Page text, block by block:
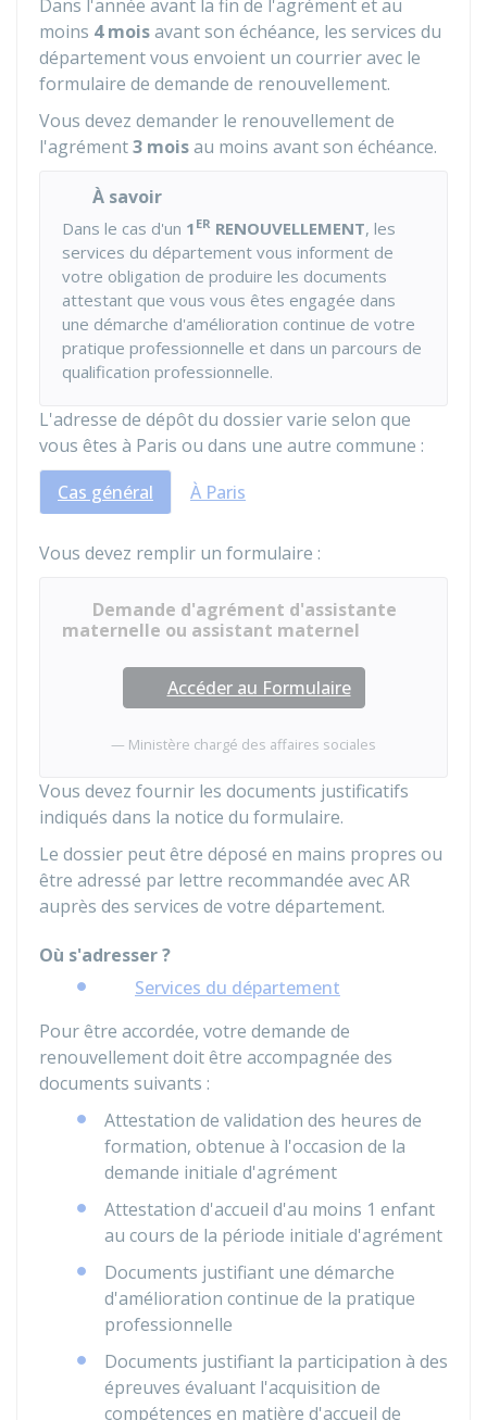
Dans l'année avant la fin de l'agrément et au
moins 4 moisavant son échéance, les services du
département vous envoient un courrier avec le
formulaire de demande de renouvellement.
Vous devez demander le renouvellement de
l'agrément3 moisau moins avant son échéance.
À savoir
Dans le cas d'un 1 ER RENOUVELLEMENT, les
services du département vous informent de
votre obligation de produire les documents
attestant que vous vous êtes engagée dans
une démarche d'amélioration continue de votre
pratique professionnelle et dans un parcours de
qualification professionnelle.
L'adresse de dépôt du dossier varie selon que
vous êtes à Paris ou dans une autre commune :
Cas général
À Paris
Vous devez remplir un formulaire :
Demande d'agrément d'assistante
maternelle ou assistant maternel
Accéder au Formulaire
Ministère chargé des affaires sociales
Vous devez fournir les documents justificatifs
indiqués dans la notice du formulaire.
Le dossier peut être déposé en mains propres ou
être adressé par lettre recommandée avecAR
auprès des services de votre département.
Où s'adresser ?
Services du département
Pour être accordée, votre demande de
renouvellement doit être accompagnée des
documents suivants :
Attestation de validation des heures de
formation, obtenue à l'occasion de la
demande initiale d'agrément
Attestation d'accueil d'au moins 1 enfant
au cours de la période initiale d'agrément
Documents justifiant une démarche
d'amélioration continue de la pratique
professionnelle
Documents justifiant la participation à des
épreuves évaluant l'acquisition de
compétences en matière d'accueil de